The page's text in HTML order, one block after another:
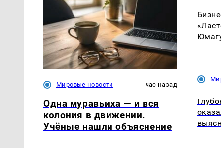
Мировые новости час назад
Одна муравьиха — и вся
колония в движении.
Учёные нашли объяснение